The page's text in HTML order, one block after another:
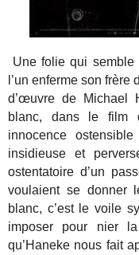
Une folie qui semble
l’un enferme son
d’œuvre de Michael
blanc, dans le film
innocence
insidieuse et
ostentatoire d’un
voulaient se donner
blanc, c’est le voile
imposer pour nier
qu’Haneke nous fait